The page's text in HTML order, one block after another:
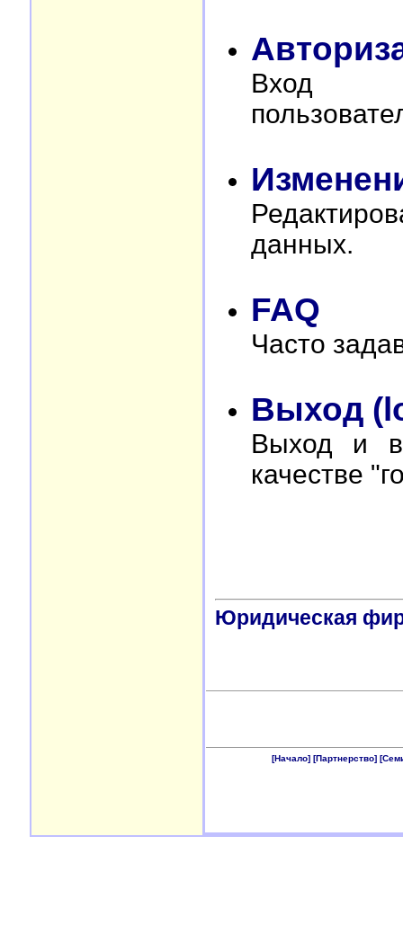
Вход
данных.
FAQ
Часто
Выход
Выход и
качестве
Юридическая
[Начало] [Партнерство]